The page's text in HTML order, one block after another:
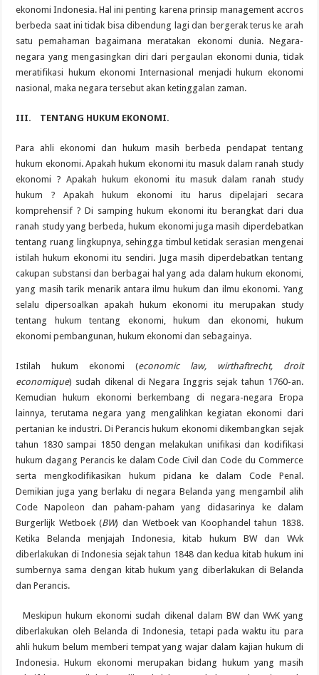
ekonomi Indonesia. Hal ini penting karena prinsip management accros
berbeda saat ini tidak bisa dibendung lagi dan bergerak terus ke arah
satu pemahaman bagaimana meratakan ekonomi dunia. Negara-
negara yang mengasingkan diri dari pergaulan ekonomi dunia, tidak
meratifikasi hukum ekonomi Internasional menjadi hukum ekonomi
nasional, maka negara tersebut akan ketinggalan zaman.
III. TENTANG HUKUM EKONOMI.
Para ahli ekonomi dan hukum masih berbeda pendapat tentang
hukum ekonomi. Apakah hukum ekonomi itu masuk dalam ranah study
ekonomi ? Apakah hukum ekonomi itu masuk dalam ranah study
hukum ? Apakah hukum ekonomi itu harus dipelajari secara
komprehensif ? Di samping hukum ekonomi itu berangkat dari dua
ranah study yang berbeda, hukum ekonomi juga masih diperdebatkan
tentang ruang lingkupnya, sehingga timbul ketidak serasian mengenai
istilah hukum ekonomi itu sendiri. Juga masih diperdebatkan tentang
cakupan substansi dan berbagai hal yang ada dalam hukum ekonomi,
yang masih tarik menarik antara ilmu hukum dan ilmu ekonomi. Yang
selalu dipersoalkan apakah hukum ekonomi itu merupakan study
tentang hukum tentang ekonomi, hukum dan ekonomi, hukum
ekonomi pembangunan, hukum ekonomi dan sebagainya.
Istilah hukum ekonomi (economic law, wirthaftrecht, droit
economique) sudah dikenal di Negara Inggris sejak tahun 1760-an.
Kemudian hukum ekonomi berkembang di negara-negara Eropa
lainnya, terutama negara yang mengalihkan kegiatan ekonomi dari
pertanian ke industri. Di Perancis hukum ekonomi dikembangkan sejak
tahun 1830 sampai 1850 dengan melakukan unifikasi dan kodifikasi
hukum dagang Perancis ke dalam Code Civil dan Code du Commerce
serta mengkodifikasikan hukum pidana ke dalam Code Penal.
Demikian juga yang berlaku di negara Belanda yang mengambil alih
Code Napoleon dan paham-paham yang didasarinya ke dalam
Burgerlijk Wetboek (BW) dan Wetboek van Koophandel tahun 1838.
Ketika Belanda menjajah Indonesia, kitab hukum BW dan Wvk
diberlakukan di Indonesia sejak tahun 1848 dan kedua kitab hukum ini
sumbernya sama dengan kitab hukum yang diberlakukan di Belanda
dan Perancis.
Meskipun hukum ekonomi sudah dikenal dalam BW dan WvK yang
diberlakukan oleh Belanda di Indonesia, tetapi pada waktu itu para
ahli hukum belum memberi tempat yang wajar dalam kajian hukum di
Indonesia. Hukum ekonomi merupakan bidang hukum yang masih